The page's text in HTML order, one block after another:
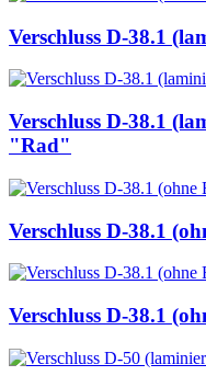
Verschluss D-38.1
Verschluss D-38.1
"Rad"
Verschluss D-38.1
Verschluss D-38.1